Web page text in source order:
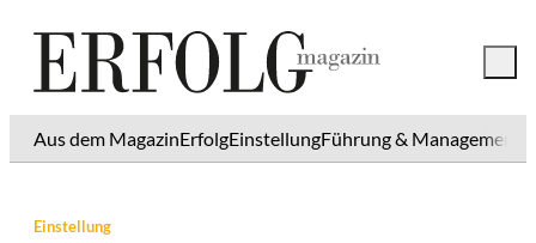
Aus dem MagazinErfolgEinstellungFührung & Management
Einstellung